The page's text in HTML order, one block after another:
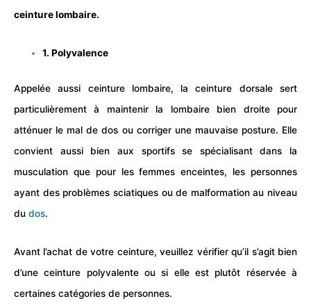
ceinture lombaire.
1. Polyvalence
Appelée aussi ceinture lombaire, la ceinture dorsale sert
particulièrement à maintenir la lombaire bien droite pour
atténuer le mal de dos ou corriger une mauvaise posture. Elle
convient aussi bien aux sportifs se spécialisant dans la
musculation que pour les femmes enceintes, les personnes
ayant des problèmes sciatiques ou de malformation au niveau
du dos.
Avant l’achat de votre ceinture, veuillez vérifier qu’il s’agit bien
d’une ceinture polyvalente ou si elle est plutôt réservée à
certaines catégories de personnes.